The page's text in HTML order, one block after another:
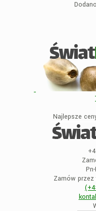
Najlepsze
Zamów